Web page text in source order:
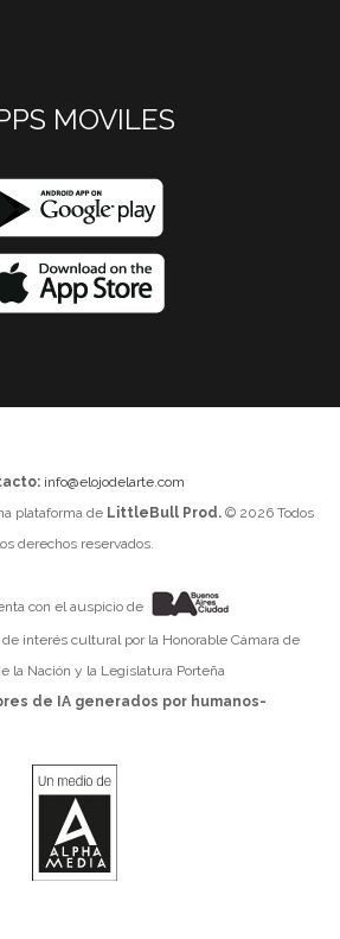
MOVILES
info@elojodelarte.com
plataforma de LittleBull Prod.© 2026 Todos
derechos reservados.
con el auspicio de
interés cultural por la Honorable Cámara de
la Nación y la Legislatura Porteña
de IA generados por humanos-